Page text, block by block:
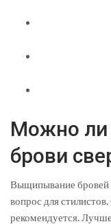
Можно
брови
Выщипывание бровей
вопрос для
рекомендуется.